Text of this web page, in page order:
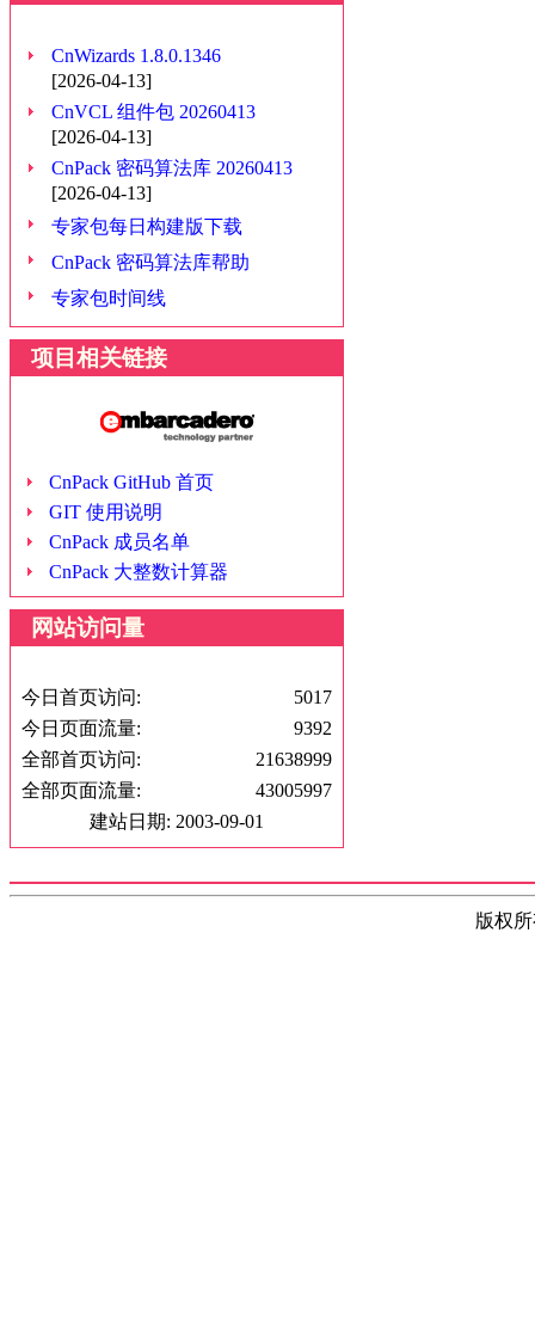
CnWizards 1.8.0.1346
[2026-04-13]
CnVCL 组件包 20260413
[2026-04-13]
CnPack 密码算法库 20260413
[2026-04-13]
专家包每日构建版下载
CnPack 密码算法库帮助
专家包时间线
项目相关链接
CnPack GitHub 首页
GIT 使用说明
CnPack 成员名单
CnPack 大整数计算器
网站访问量
今日首页访问:
5017
今日页面流量:
9392
全部首页访问:
21638999
全部页面流量:
43005997
建站日期: 2003-09-01
版权